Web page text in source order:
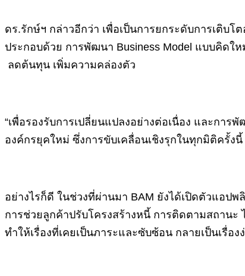
ดร.รักษ์ฯ กล่าวอีกว่า เพื่อเป็นการยกระดับการเติบ
ประกอบด้วย การพัฒนา Business Model แบบคิดใ
ลดต้นทุน เพิ่มความคล่องตัว
“เพื่อรองรับการเปลี่ยนแปลงอย่างต่อเนื่อง และกา
องค์กรยุคใหม่ ซึ่งการขับเคลื่อนเชิงรุกในทุกมิติครั้ง
อย่างไรก็ดี ในช่วงที่ผ่านมา BAM ยังได้เปิดตัวแอป
การช่วยลูกค้าปรับโครงสร้างหนี้ การติดตามสถานะ
ทำให้เรื่องที่เคยเป็นภาระและซับซ้อน กลายเป็นเรื่อ